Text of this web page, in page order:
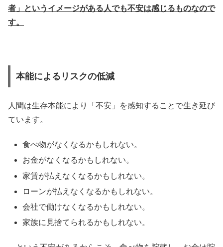
者」というイメージがある人でも不安は感じるものなので
す。
本能によるリスクの低減
人間は生存本能により「不安」を感知することで生き延び
ています。
食べ物がなくなるかもしれない。
お金がなくなるかもしれない。
家賃が払えなくなるかもしれない。
ローンが払えなくなるかもしれない。
会社で働けなくなるかもしれない。
家族に見捨てられるかもしれない。